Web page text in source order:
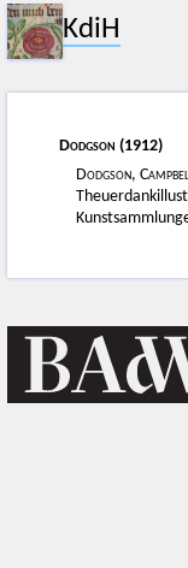
KdiH
Dodgson (1912)
Dodgson,